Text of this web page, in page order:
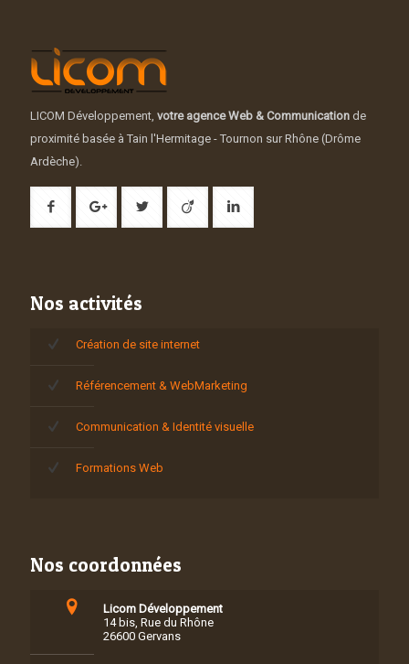
LICOM Développement, votre agence Web & Communication de
proximité basée à Tain l'Hermitage - Tournon sur Rhône (Drôme
Ardèche).
Nos activités
Création de site internet
Référencement & WebMarketing
Communication & Identité visuelle
Formations Web
Nos coordonnées
Licom Développement
14 bis, Rue du Rhône
26600 Gervans